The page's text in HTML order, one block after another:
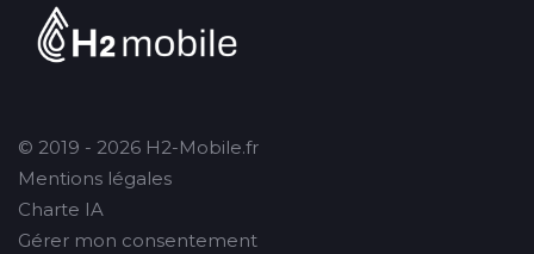
© 2019 - 2026 H2-Mobile.fr
Mentions légales
Charte IA
Gérer mon consentement